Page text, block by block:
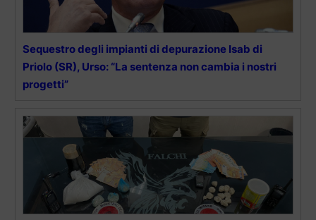
Sequestro degli impianti di depurazione Isab di
Priolo (SR), Urso: “La sentenza non cambia i nostri
progetti”